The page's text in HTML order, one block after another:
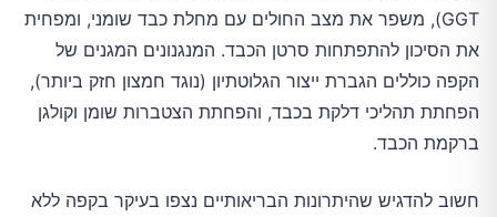
GGT), משפר את מצב החולים עם מחלת כבד שומני, ומפחית
את הסיכון להתפתחות סרטן הכבד. המנגנונים המגנים של
הקפה כוללים הגברת ייצור הגלוטתיון (נוגד חמצון חזק ביותר),
הפחתת תהליכי דלקת בכבד, והפחתת הצטברות שומן וקולגן
ברקמת הכבד.
חשוב להדגיש שהיתרונות הבריאותיים נצפו בעיקר בקפה ללא